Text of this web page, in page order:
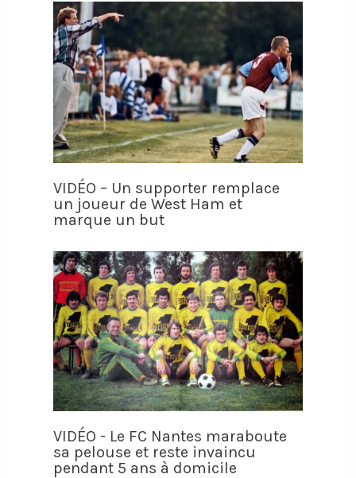
VIDÉO – Un supporter remplace
un joueur de West Ham et
marque un but
VIDÉO - Le FC Nantes maraboute
sa pelouse et reste invaincu
pendant 5 ans à domicile